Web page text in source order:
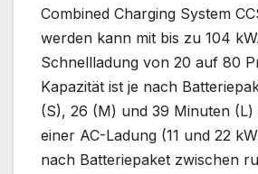
Combined Charging System
werden kann mit bis zu 104
Schnellladung von 20 auf 80
Kapazität ist je nach
(S), 26 (M) und 39 Minuten (L)
einer AC-Ladung (11 und 22
nach Batteriepaket zwischen